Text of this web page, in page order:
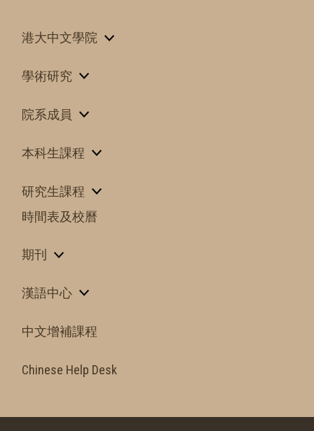
港大中文學院
學術研究
院系成員
本科生課程
研究生課程
時間表及校曆
期刊
漢語中心
中文增補課程
Chinese Help Desk